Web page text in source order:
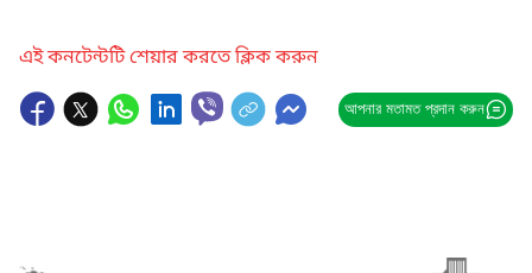
এই কনটেন্টটি শেয়ার করতে ক্লিক করুন
আপনার মতামত প্রদান করুন